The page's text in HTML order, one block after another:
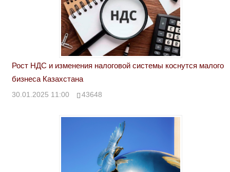
Рост НДС и изменения налоговой системы коснутся малого
бизнеса Казахстана
30.01.2025 11:00 43648